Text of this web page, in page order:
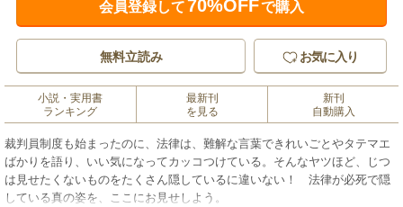
会員登録して70%OFFで購入
無料立読み お気に入り
小説・実用書
ランキング
最新刊
を見る
新刊
自動購入
裁判員制度も始まったのに、法律は、難解な言葉できれいごとやタテマエ
ばかりを語り、いい気になってカッコつけている。そんなヤツほど、じつ
は見せたくないものをたくさん隠しているに違いない！ 法律が必死で隠
している真の姿を、ここにお見せしよう。